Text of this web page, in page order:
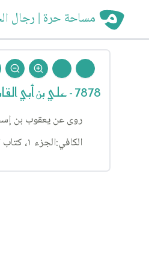
مساحة حرة | رجال
7878 - علي بن أبي القاسم
روى عن يعقوب بن
الكافي:الجزء ١، كتاب التوحيد ٣، باب في إبطال الرؤية ٩، الحديث ١.